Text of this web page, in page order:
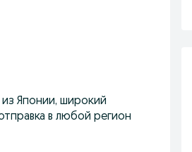
из Японии, широкий
в любой регион